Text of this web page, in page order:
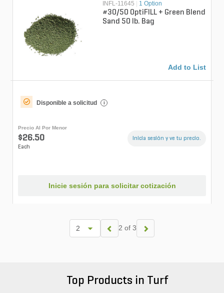
INFL-11645 1 Option
#30/50 OptiFILL + Green Blend
Sand 50 lb. Bag
Add to List
Disponible a solicitud i
Precio Al Por Menor
$26.50
Each
Inicia sesión y ve tu precio.
Inicie sesión para solicitar cotización
2 of 3
Top Products in Turf